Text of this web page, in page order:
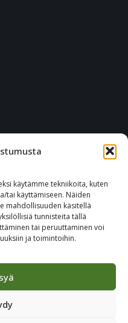
käytämme tekniikoita, kuten
tai käyttämiseen. Näiden
mahdollisuuden käsitellä
tunnisteita tällä
tai peruuttaminen voi
ja toimintoihin.